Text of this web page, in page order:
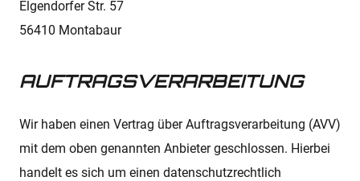
Elgendorfer Str. 57
56410 Montabaur
AUFTRAGSVERARBEITUNG
Wir haben einen Vertrag über Auftragsverarbeitung (AVV)
mit dem oben genannten Anbieter geschlossen. Hierbei
handelt es sich um einen datenschutzrechtlich